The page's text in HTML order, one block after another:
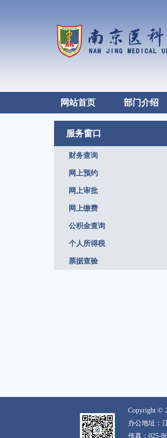
网站首页 部门介绍
服务窗口
财务查询
网上预约
网上审批
网上缴费
公积金查询
个人所得税
票据查验
Copyright ©
办公地址：
传真：025-